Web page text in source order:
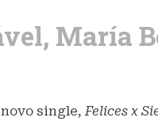
María
single, Felices x